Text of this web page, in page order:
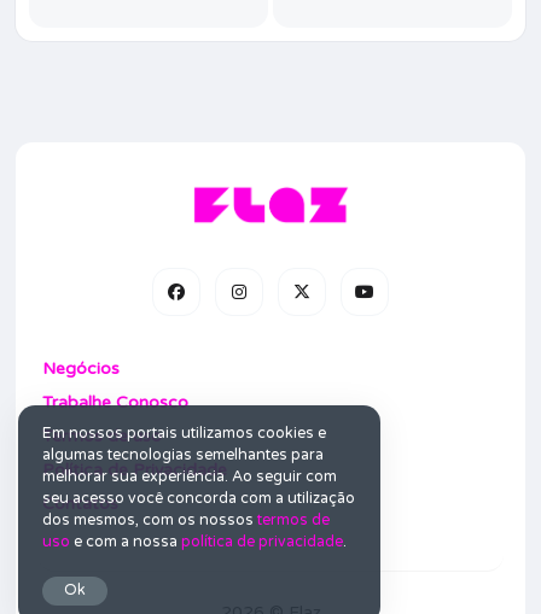
Negócios
Trabalhe Conosco
Termos de uso
Política de Privacidade
Contatos
Em nossos portais utilizamos cookies e
algumas tecnologias semelhantes para
melhorar sua experiência. Ao seguir com
seu acesso você concorda com a utilização
dos mesmos, com os nossos termos de
uso e com a nossa política de privacidade.
Ok